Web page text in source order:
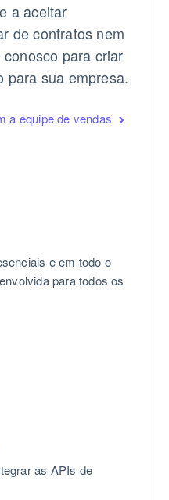
a aceitar
de contratos nem
para criar
para sua empresa.
a equipe de vendas
e em todo o
para todos os
as APIs de